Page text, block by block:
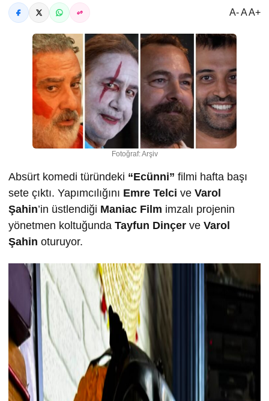
A- A A+
Fotoğraf: Arşiv
Absürt komedi türündeki “Ecünni” filmi hafta başı
sete çıktı. Yapımcılığını Emre Telci ve Varol
Şahin’in üstlendiği Maniac Film imzalı projenin
yönetmen koltuğunda Tayfun Dinçer ve Varol
Şahin oturuyor.